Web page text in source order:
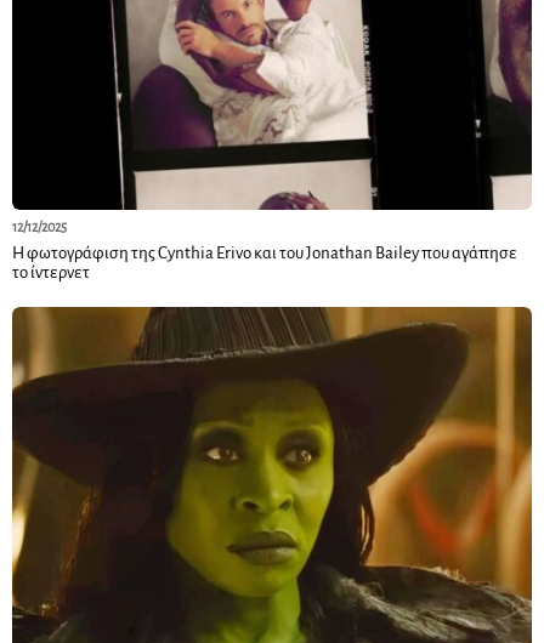
12/12/2025
Η φωτογράφιση της Cynthia Erivo και του Jonathan Bailey που αγάπησε
το ίντερνετ